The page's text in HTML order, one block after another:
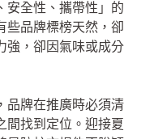
安全性、攜帶性」的
些品牌標榜天然，卻
強，卻因氣味或成分
品牌在推廣時必須清
間找到定位。迎接夏